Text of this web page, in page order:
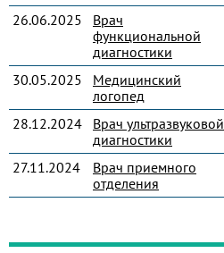
26.06.2025
Врач
функциональной
диагностики
30.05.2025
Медицинский
логопед
28.12.2024
Врач ультразвуковой
диагностики
27.11.2024
Врач приемного
отделения